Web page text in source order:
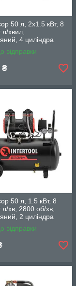
50 л, 2х1.5 кВт, 8
хвил,
4 циліндра
PT-0038
відправки
₴
50 л, 1.5 кВт, 8
хв, 2800 об/хв,
2 циліндра
PT-0035
відправки